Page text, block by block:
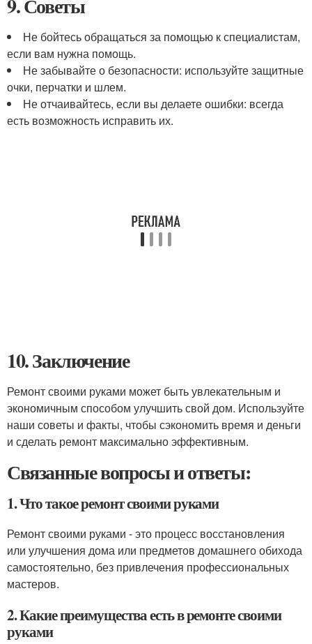
9. Советы
Не бойтесь обращаться за помощью к специалистам,
если вам нужна помощь.
Не забывайте о безопасности: используйте защитные
очки, перчатки и шлем.
Не отчаивайтесь, если вы делаете ошибки: всегда
есть возможность исправить их.
10. Заключение
Ремонт своими руками может быть увлекательным и
экономичным способом улучшить свой дом. Используйте
наши советы и факты, чтобы сэкономить время и деньги
и сделать ремонт максимально эффективным.
Связанные вопросы и ответы:
1. Что такое ремонт своими руками
Ремонт своими руками - это процесс восстановления
или улучшения дома или предметов домашнего обихода
самостоятельно, без привлечения профессиональных
мастеров.
2. Какие преимущества есть в ремонте своими
руками